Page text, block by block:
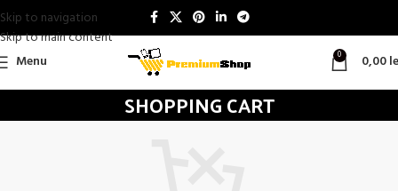
Skip to navigation
Skip to main content
Menu
0 0,00
SHOPPING CART